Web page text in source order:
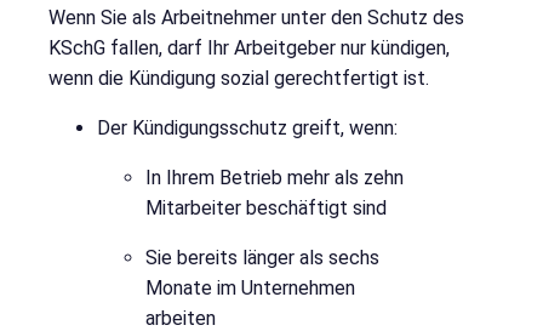
Wenn Sie als Arbeitnehmer unter den Schutz des
KSchG fallen, darf Ihr Arbeitgeber nur kündigen,
wenn die Kündigung sozial gerechtfertigt ist.
Der Kündigungsschutz greift, wenn:
In Ihrem Betrieb mehr als zehn
Mitarbeiter beschäftigt sind
Sie bereits länger als sechs
Monate im Unternehmen
arbeiten